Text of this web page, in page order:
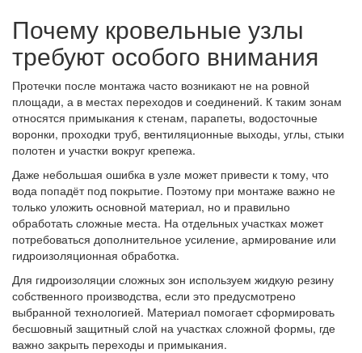
Почему кровельные узлы
требуют особого внимания
Протечки после монтажа часто возникают не на ровной
площади, а в местах переходов и соединений. К таким зонам
относятся примыкания к стенам, парапеты, водосточные
воронки, проходки труб, вентиляционные выходы, углы, стыки
полотен и участки вокруг крепежа.
Даже небольшая ошибка в узле может привести к тому, что
вода попадёт под покрытие. Поэтому при монтаже важно не
только уложить основной материал, но и правильно
обработать сложные места. На отдельных участках может
потребоваться дополнительное усиление, армирование или
гидроизоляционная обработка.
Для гидроизоляции сложных зон используем жидкую резину
собственного производства, если это предусмотрено
выбранной технологией. Материал помогает сформировать
бесшовный защитный слой на участках сложной формы, где
важно закрыть переходы и примыкания.